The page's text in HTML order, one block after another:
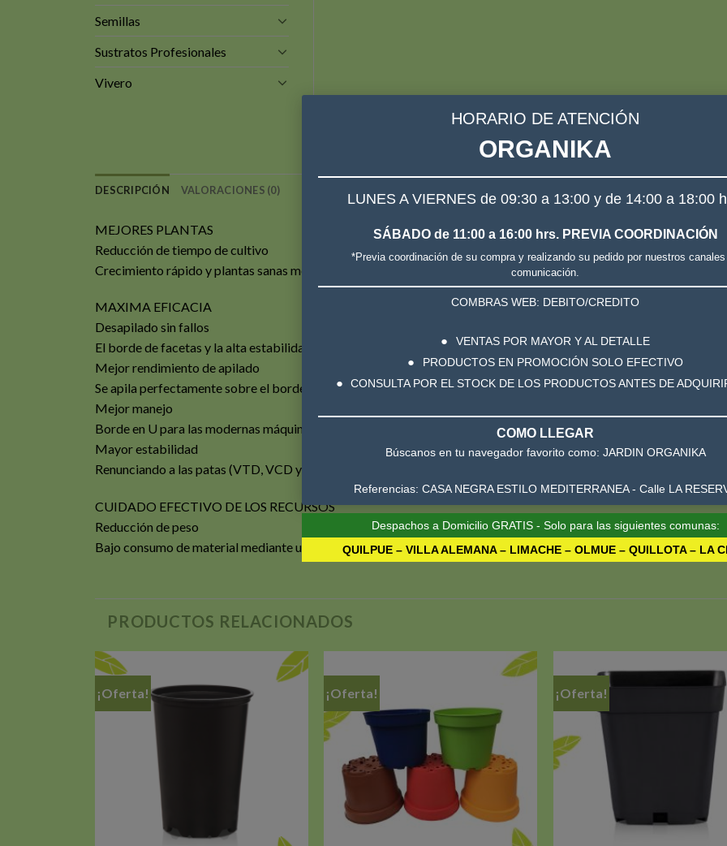
Semillas
Sustratos Profesionales
Vivero
DESCRIPCIÓN VALORACIONES (0)
MEJORES PLANTAS
Reducción de tiempo de cultivo
Crecimiento rápido y plantas sanas mediante riego y drenaje óptimos.
MAXIMA EFICACIA
Desapilado sin fallos
El borde de facetas y la alta estabilidad lateral garantizan un perfecto desafilado.
Mejor rendimiento de apilado
Se apila perfectamente sobre el borde de facetas patentado.
Mejor manejo
Borde en U para las modernas máquinas enmacetadoras. El borde alisado es especialmente agradable de manejar
Mayor estabilidad
Renunciando a las patas (VTD, VCD y VCC) se asegura la estabilidad en cintas de transporte.
CUIDADO EFECTIVO DE LOS RECURSOS
Reducción de peso
Bajo consumo de material mediante una optimización continua y constructiva.
PRODUCTOS RELACIONADOS
¡Oferta! ¡Oferta!
Añadir
lista de
deseos
¡Oferta!
HORARIO DE ATENCIÓN
ORGANIKA
LUNES A VIERNES de 09:30 a 13:00 y de 14:00 a 18:00
SÁBADO de 11:00 a 16:00 hrs. PREVIA COORDINACIÓN
*Previa coordinación de su compra y realizando su pedido por nuestros canales
comunicación.
COMBRAS WEB: DEBITO/CREDITO
VENTAS POR MAYOR Y AL DETALLE
PRODUCTOS EN PROMOCIÓN SOLO EFECTIVO
CONSULTA POR EL STOCK DE LOS PRODUCTOS ANTES DE
COMO LLEGAR
Búscanos en tu navegador favorito como: JARDIN ORGANIKA
Referencias: CASA NEGRA ESTILO MEDITERRANEA - Calle LA
Despachos a Domicilio GRATIS - Solo para las siguientes comunas:
QUILPUE – VILLA ALEMANA – LIMACHE – OLMUE – QUILLOTA – LA